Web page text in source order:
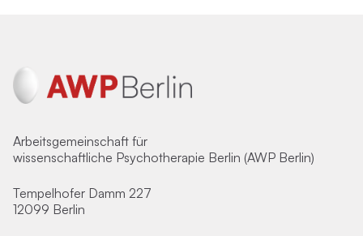
Arbeitsgemeinschaft für
wissenschaftliche Psychotherapie Berlin (AWP Berlin)
Tempelhofer Damm 227
12099 Berlin